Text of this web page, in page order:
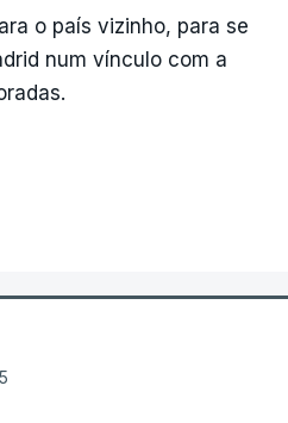
o país vizinho, para se
num vínculo com a